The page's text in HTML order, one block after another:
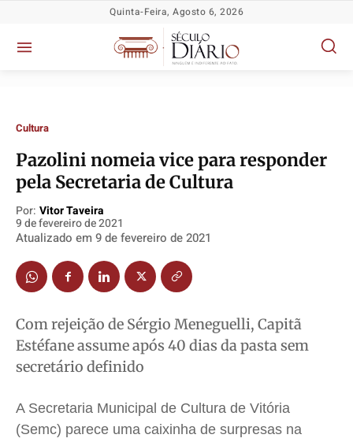
Política
Socioeconômicas
TV Século
Justiça
Educação
Meio Ambiente
Direitos
Economia
Política
Socioeconômicas
TV Século
Justiça
Educação
Meio Ambiente
Direitos
Economia
Política
Socioeconômicas
TV Século
Justiça
Educação
Meio Ambiente
Direitos
Economia
Política
Socioeconômicas
TV Século
Justiça
Educação
Meio Ambiente
Direitos
Economia
Quinta-Feira, Agosto 6, 2026
Cultura
Pazolini nomeia vice para responder
pela Secretaria de Cultura
Por: Vitor Taveira
9 de fevereiro de 2021
Atualizado em 9 de fevereiro de 2021
Com rejeição de Sérgio Meneguelli, Capitã
Estéfane assume após 40 dias da pasta sem
secretário definido
A Secretaria Municipal de Cultura de Vitória
(Semc) parece uma caixinha de surpresas na